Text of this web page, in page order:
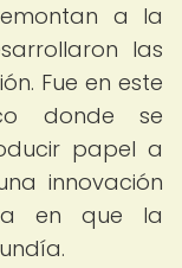
a la
las
Fue en este
donde se
papel a
innovación
en que la